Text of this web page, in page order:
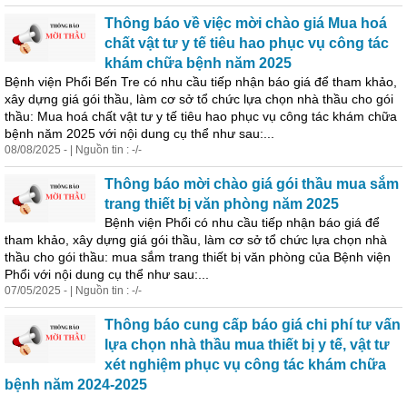
Thông báo về việc mời chào giá Mua hoá
chất vật tư y tế tiêu hao phục vụ công tác
khám chữa bệnh năm 2025
Bệnh viện Phổi Bến Tre có nhu cầu tiếp nhận báo giá để tham khảo,
xây dựng giá gói thầu, làm cơ sở tổ chức lựa chọn nhà thầu cho gói
thầu: Mua hoá chất vật tư y tế tiêu hao phục vụ công tác khám chữa
bệnh năm 2025 với nội dung cụ thể như sau:...
08/08/2025 - | Nguồn tin : -/-
Thông báo mời chào giá gói thầu mua sắm
trang thiết bị văn phòng năm 2025
Bệnh viện Phổi có nhu cầu tiếp nhận báo giá để
tham khảo, xây dựng giá gói thầu, làm cơ sở tổ chức lựa chọn nhà
thầu cho gói thầu: mua sắm trang thiết bị văn phòng của Bệnh viện
Phổi với nội dung cụ thể như sau:...
07/05/2025 - | Nguồn tin : -/-
Thông báo cung cấp báo giá chi phí tư vấn
lựa chọn nhà thầu mua thiết bị y tế, vật tư
xét nghiệm phục vụ công tác khám chữa
bệnh năm 2024-2025